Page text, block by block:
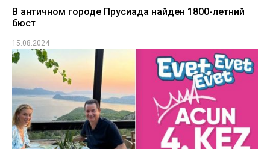
В античном городе Прусиада найден 1800-летний
бюст
15.08.2024